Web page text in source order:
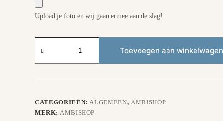
Upload je foto en wij gaan ermee aan de slag!
sleutelhanger
Toevoegen aan winkelwagen
CATEGORIEËN:ALGEMEEN, AMBISHOP
MERK: AMBISHOP